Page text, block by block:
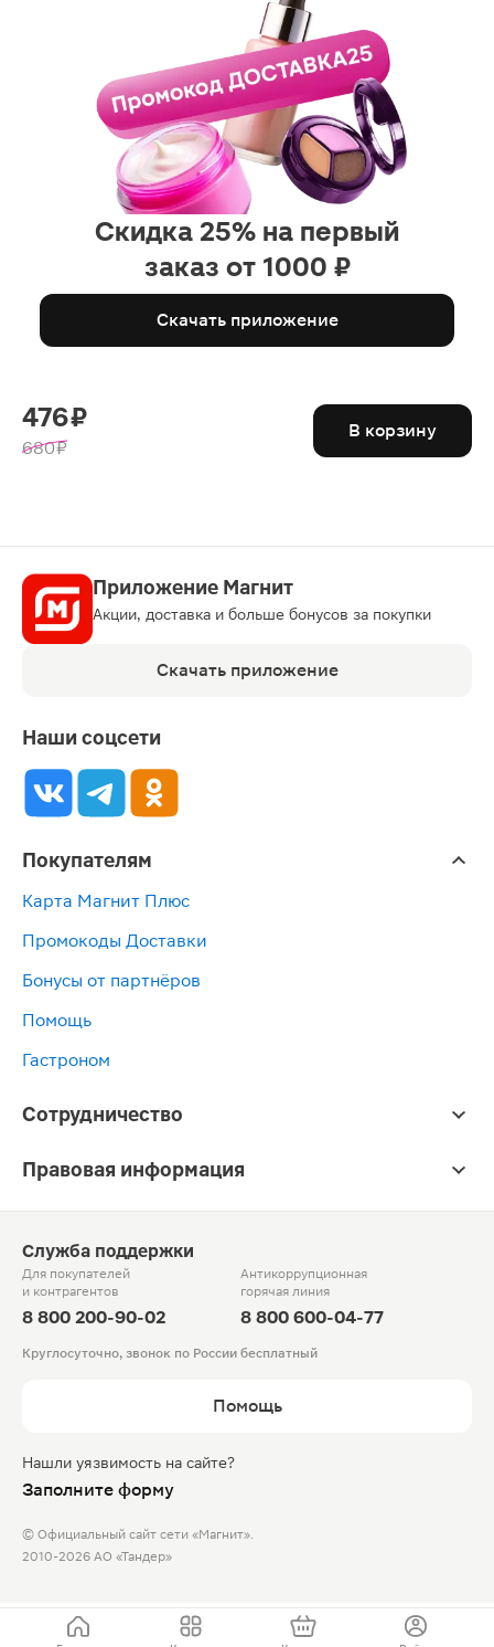
Скидка 25% на первый
заказ от 1000 ₽
Скачать приложение
476 ₽
680 ₽
В корзину
Приложение Магнит
Акции, доставка и больше бонусов за покупки
Скачать приложение
Наши соцсети
Покупателям
Карта Магнит Плюс
Промокоды Доставки
Бонусы от партнёров
Помощь
Гастроном
Сотрудничество
Правовая информация
Служба поддержки
Для покупателей
и контрагентов
8 800 200-90-02
Антикоррупционная
горячая линия
8 800 600-04-77
Круглосуточно, звонок по России бесплатный
Помощь
Нашли уязвимость на сайте?
Заполните форму
© Официальный сайт сети «Магнит».
2010-2026 АО «Тандер»